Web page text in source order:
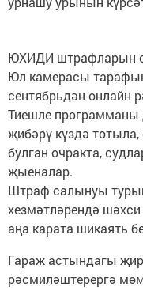
ЮХИДИ штрафларын
Юл камерасы
сентябрьдән онлайн
Тиешле программаны
җибәрү күздә
булган очракта,
җыеналар.
Штраф салынуы
хезмәтләрендә
аңа карата шикаять
Гараж астындагы
рәсмиләштерергә